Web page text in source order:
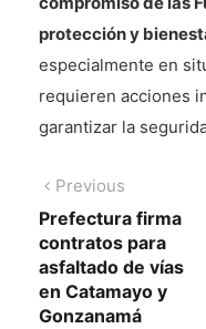
protección y
especialmente en
requieren acciones
garantizar la
Navegación
de
entradas
Previous
post:
Prefectura firma
contratos para
asfaltado de vías
en Catamayo y
Gonzanamá